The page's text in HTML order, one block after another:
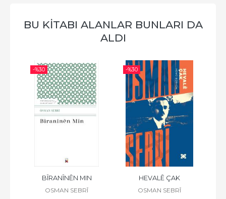
BU KİTABI ALANLAR BUNLARI DA
ALDI
-%30
BÎRANÎNÊN MIN
OSMAN SEBRÎ
-%30
HEVALÊ ÇAK
OSMAN SEBRÎ